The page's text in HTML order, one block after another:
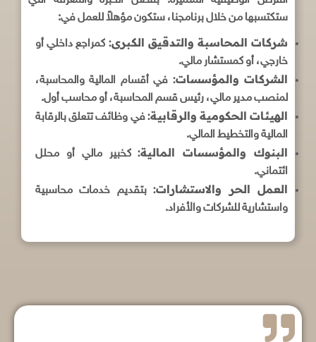
ستكتسبها من خلال برنامجنا، ستكون مؤهلاً للعمل في:
شركات المحاسبة والتدقيق الكبرى: كمراجع داخلي أو
خارجي، أو كمستشار مالي.
الشركات والمؤسسات: في أقسام المالية والمحاسبة،
لمنصب مدير مالي، رئيس قسم المحاسبة، أو محاسب أول.
الهيئات الحكومية والرقابية:في وظائف تتعلق بالرقابة
المالية والتخطيط المالي.
البنوك والمؤسسات المالية:كخبير مالي أو محلل
ائتماني.
العمل الحر والاستشارات:بتقديم خدمات محاسبية
واستشارية للشركات والأفراد.